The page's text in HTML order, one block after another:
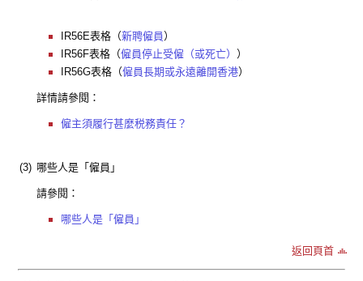
IR56E表格（新聘僱員）
IR56F表格（僱員停止受僱（或死亡） ）
IR56G表格（僱員長期或永遠離開香港）
詳情請參閱：
僱主須履行甚麼税務責任？
(3) 哪些人是「僱員」
請參閱：
哪些人是「僱員」
返回頁首